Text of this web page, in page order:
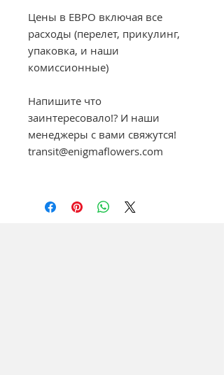
Цены в ЕВРО включая все
расходы (перелет, прикулинг,
упаковка, и наши
комиссионные)
Напишите что
заинтересовало!? И наши
менеджеры с вами свяжутся!
transit@enigmaflowers.com